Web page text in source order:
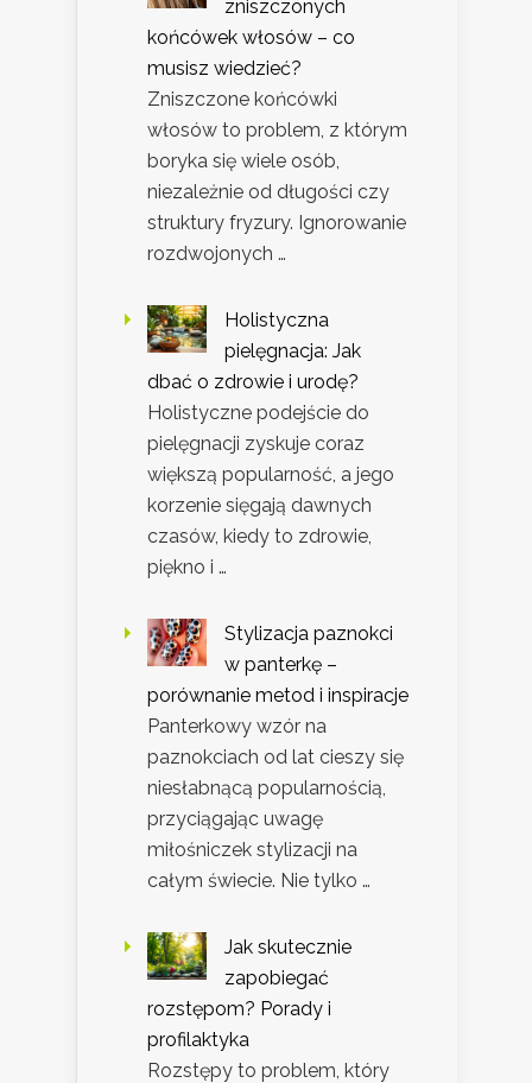
zniszczonych
końcówek włosów – co
musisz wiedzieć?
Zniszczone końcówki
włosów to problem, z którym
boryka się wiele osób,
niezależnie od długości czy
struktury fryzury. Ignorowanie
rozdwojonych …
Holistyczna
pielęgnacja: Jak
dbać o zdrowie i urodę?
Holistyczne podejście do
pielęgnacji zyskuje coraz
większą popularność, a jego
korzenie sięgają dawnych
czasów, kiedy to zdrowie,
piękno i …
Stylizacja paznokci
w panterkę –
porównanie metod i inspiracje
Panterkowy wzór na
paznokciach od lat cieszy się
niesłabnącą popularnością,
przyciągając uwagę
miłośniczek stylizacji na
całym świecie. Nie tylko …
Jak skutecznie
zapobiegać
rozstępom? Porady i
profilaktyka
Rozstępy to problem, który